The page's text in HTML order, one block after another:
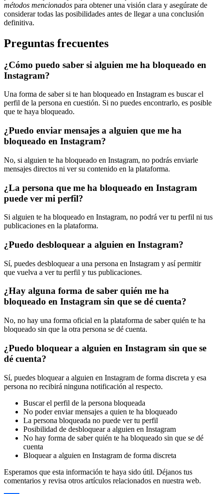
métodos mencionados para obtener una visión clara y asegúrate de
considerar todas las posibilidades antes de llegar a una conclusión
definitiva.
Preguntas frecuentes
¿Cómo puedo saber si alguien me ha bloqueado en
Instagram?
Una forma de saber si te han bloqueado en Instagram es buscar el
perfil de la persona en cuestión. Si no puedes encontrarlo, es posible
que te haya bloqueado.
¿Puedo enviar mensajes a alguien que me ha
bloqueado en Instagram?
No, si alguien te ha bloqueado en Instagram, no podrás enviarle
mensajes directos ni ver su contenido en la plataforma.
¿La persona que me ha bloqueado en Instagram
puede ver mi perfil?
Si alguien te ha bloqueado en Instagram, no podrá ver tu perfil ni tus
publicaciones en la plataforma.
¿Puedo desbloquear a alguien en Instagram?
Sí, puedes desbloquear a una persona en Instagram y así permitir
que vuelva a ver tu perfil y tus publicaciones.
¿Hay alguna forma de saber quién me ha
bloqueado en Instagram sin que se dé cuenta?
No, no hay una forma oficial en la plataforma de saber quién te ha
bloqueado sin que la otra persona se dé cuenta.
¿Puedo bloquear a alguien en Instagram sin que se
dé cuenta?
Sí, puedes bloquear a alguien en Instagram de forma discreta y esa
persona no recibirá ninguna notificación al respecto.
Buscar el perfil de la persona bloqueada
No poder enviar mensajes a quien te ha bloqueado
La persona bloqueada no puede ver tu perfil
Posibilidad de desbloquear a alguien en Instagram
No hay forma de saber quién te ha bloqueado sin que se dé
cuenta
Bloquear a alguien en Instagram de forma discreta
Esperamos que esta información te haya sido útil. Déjanos tus
comentarios y revisa otros artículos relacionados en nuestra web.